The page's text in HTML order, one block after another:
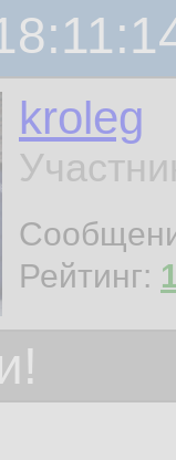
kroleg
Рейтинг: